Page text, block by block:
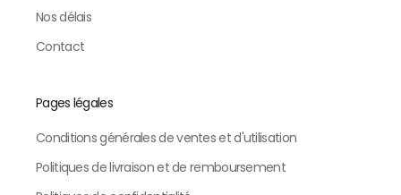
Nos délais
Contact
Pages légales
Conditions générales de ventes et d'utilisation
Politiques de livraison et de remboursement